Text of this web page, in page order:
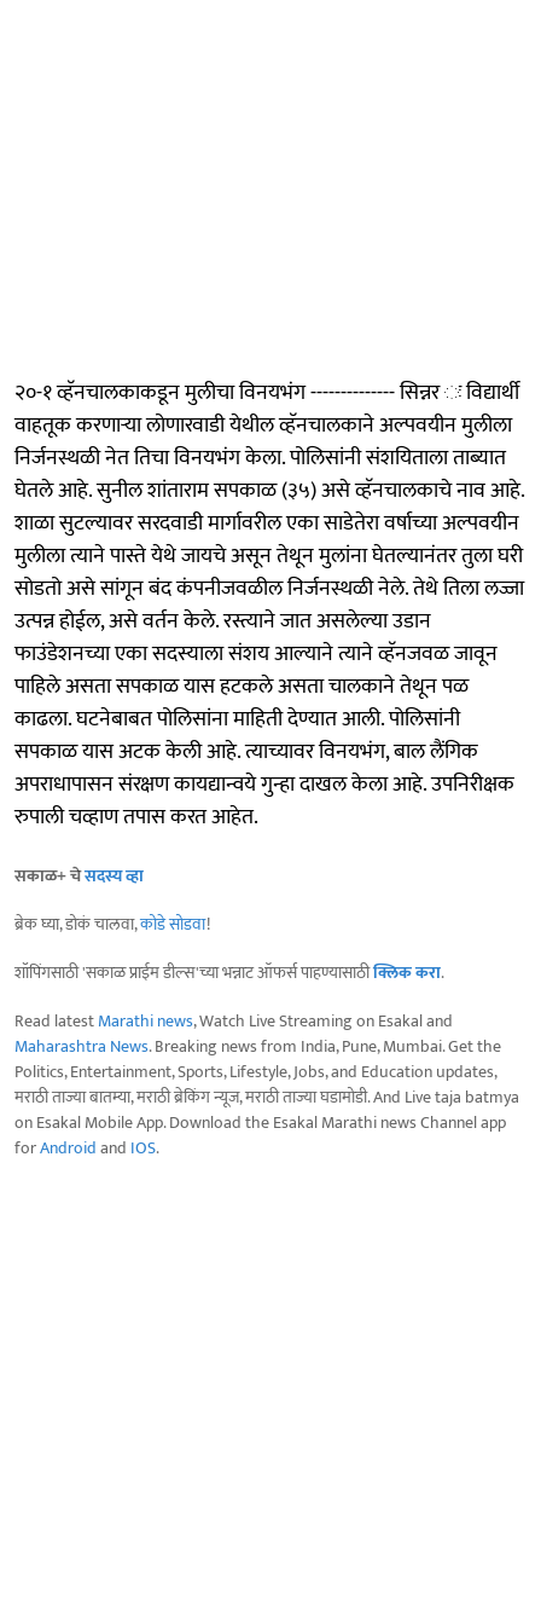
२०-१ व्हॅनचालकाकडून मुलीचा विनयभंग -------------- सिन्नर ः विद्यार्थी
वाहतूक करणाऱ्या लोणारवाडी येथील व्हॅनचालकाने अल्पवयीन मुलीला
निर्जनस्थळी नेत तिचा विनयभंग केला. पोलिसांनी संशयिताला ताब्यात
घेतले आहे. सुनील शांताराम सपकाळ (३५) असे व्हॅनचालकाचे नाव आहे.
शाळा सुटल्यावर सरदवाडी मार्गावरील एका साडेतेरा वर्षाच्या अल्पवयीन
मुलीला त्याने पास्ते येथे जायचे असून तेथून मुलांना घेतल्यानंतर तुला घरी
सोडतो असे सांगून बंद कंपनीजवळील निर्जनस्थळी नेले. तेथे तिला लज्जा
उत्पन्न होईल, असे वर्तन केले. रस्त्याने जात असलेल्या उडान
फाउंडेशनच्या एका सदस्याला संशय आल्याने त्याने व्हॅनजवळ जावून
पाहिले असता सपकाळ यास हटकले असता चालकाने तेथून पळ
काढला. घटनेबाबत पोलिसांना माहिती देण्यात आली. पोलिसांनी
सपकाळ यास अटक केली आहे. त्याच्यावर विनयभंग, बाल लैंगिक
अपराधापासन संरक्षण कायद्यान्वये गुन्हा दाखल केला आहे. उपनिरीक्षक
रुपाली चव्हाण तपास करत आहेत.
सकाळ+ चेसदस्य व्हा
ब्रेक घ्या, डोकं चालवा,कोडे सोडवा!
शॉपिंगसाठी 'सकाळ प्राईम डील्स'च्या भन्नाट ऑफर्स पाहण्यासाठीक्लिक करा.
Read latestMarathi news, Watch Live Streaming on Esakal and
Maharashtra News. Breaking news from India, Pune, Mumbai. Get the
Politics, Entertainment, Sports, Lifestyle, Jobs, and Education updates,
मराठी ताज्या बातम्या, मराठी ब्रेकिंग न्यूज, मराठी ताज्या घडामोडी. And Live taja batmya
on Esakal Mobile App. Download the Esakal Marathi news Channel app
forAndroidand IOS.